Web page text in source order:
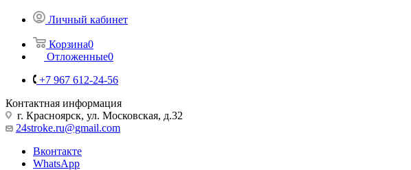
Личный кабинет
Корзина0
Отложенные0
+7 967 612-24-56
Контактная информация
г. Красноярск, ул. Московская, д.32
24stroke.ru@gmail.com
Вконтакте
WhatsApp